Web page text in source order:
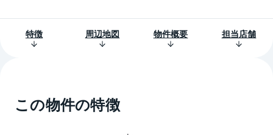
特徴 周辺地図 物件概要 担当店舗
この物件の特徴